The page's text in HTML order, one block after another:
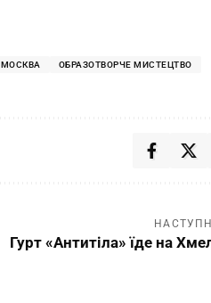
МОСКВА
ОБРАЗОТВОРЧЕ МИСТЕЦТВО
Гурт «Антитіла» їде на